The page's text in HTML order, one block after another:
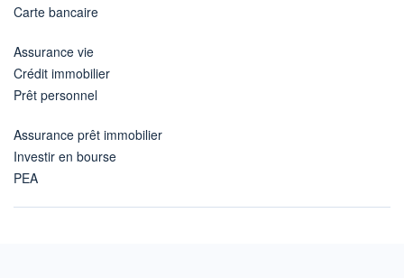
Carte bancaire
Assurance vie
Crédit immobilier
Prêt personnel
Assurance prêt immobilier
Investir en bourse
PEA